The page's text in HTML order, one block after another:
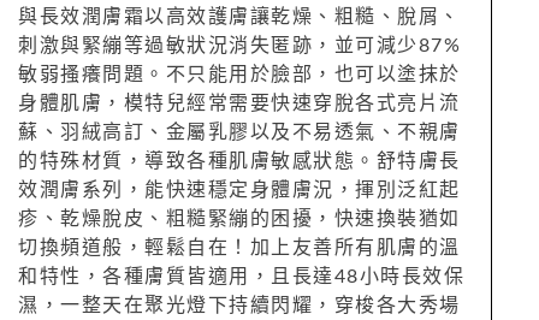
與長效潤膚霜以高效護膚讓乾燥、粗糙、脫屑、
刺激與緊繃等過敏狀況消失匿跡，並可減少87%
敏弱搔癢問題。不只能用於臉部，也可以塗抹於
身體肌膚，模特兒經常需要快速穿脫各式亮片流
蘇、羽絨高訂、金屬乳膠以及不易透氣、不親膚
的特殊材質，導致各種肌膚敏感狀態。舒特膚長
效潤膚系列，能快速穩定身體膚況，揮別泛紅起
疹、乾燥脫皮、粗糙緊繃的困擾，快速換裝猶如
切換頻道般，輕鬆自在！加上友善所有肌膚的溫
和特性，各種膚質皆適用，且長達48小時長效保
濕，一整天在聚光燈下持續閃耀，穿梭各大秀場